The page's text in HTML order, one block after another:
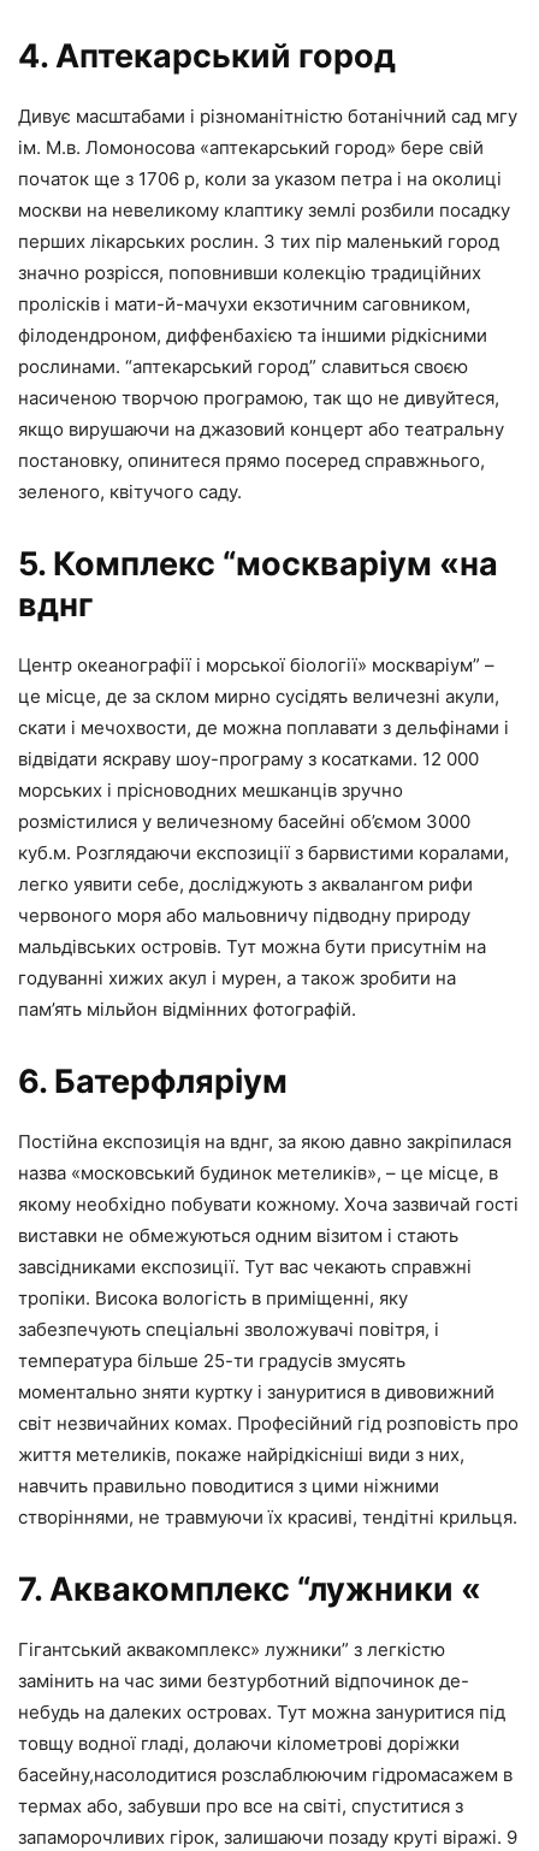
4. Аптекарський город
Дивує масштабами і різноманітністю ботанічний сад мгу
ім. М.в. Ломоносова «аптекарський город» бере свій
початок ще з 1706 р, коли за указом петра i на околиці
москви на невеликому клаптику землі розбили посадку
перших лікарських рослин. З тих пір маленький город
значно розрісся, поповнивши колекцію традиційних
пролісків і мати-й-мачухи екзотичним саговником,
філодендроном, диффенбахією та іншими рідкісними
рослинами. “аптекарський город” славиться своєю
насиченою творчою програмою, так що не дивуйтеся,
якщо вирушаючи на джазовий концерт або театральну
постановку, опинитеся прямо посеред справжнього,
зеленого, квітучого саду.
5. Комплекс “москваріум «на
вднг
Центр океанографії і морської біології» москваріум” –
це місце, де за склом мирно сусідять величезні акули,
скати і мечохвости, де можна поплавати з дельфінами і
відвідати яскраву шоу-програму з косатками. 12 000
морських і прісноводних мешканців зручно
розмістилися у величезному басейні об’ємом 3000
куб.м. Розглядаючи експозиції з барвистими коралами,
легко уявити себе, досліджують з аквалангом рифи
червоного моря або мальовничу підводну природу
мальдівських островів. Тут можна бути присутнім на
годуванні хижих акул і мурен, а також зробити на
пам’ять мільйон відмінних фотографій.
6. Батерфляріум
Постійна експозиція на вднг, за якою давно закріпилася
назва «московський будинок метеликів», – це місце, в
якому необхідно побувати кожному. Хоча зазвичай гості
виставки не обмежуються одним візитом і стають
завсідниками експозиції. Тут вас чекають справжні
тропіки. Висока вологість в приміщенні, яку
забезпечують спеціальні зволожувачі повітря, і
температура більше 25-ти градусів змусять
моментально зняти куртку і зануритися в дивовижний
світ незвичайних комах. Професійний гід розповість про
життя метеликів, покаже найрідкісніші види з них,
навчить правильно поводитися з цими ніжними
створіннями, не травмуючи їх красиві, тендітні крильця.
7. Аквакомплекс “лужники «
Гігантський аквакомплекс» лужники” з легкістю
замінить на час зими безтурботний відпочинок де-
небудь на далеких островах. Тут можна зануритися під
товщу водної гладі, долаючи кілометрові доріжки
басейну,насолодитися розслаблюючим гідромасажем в
термах або, забувши про все на світі, спуститися з
запаморочливих гірок, залишаючи позаду круті віражі. 9